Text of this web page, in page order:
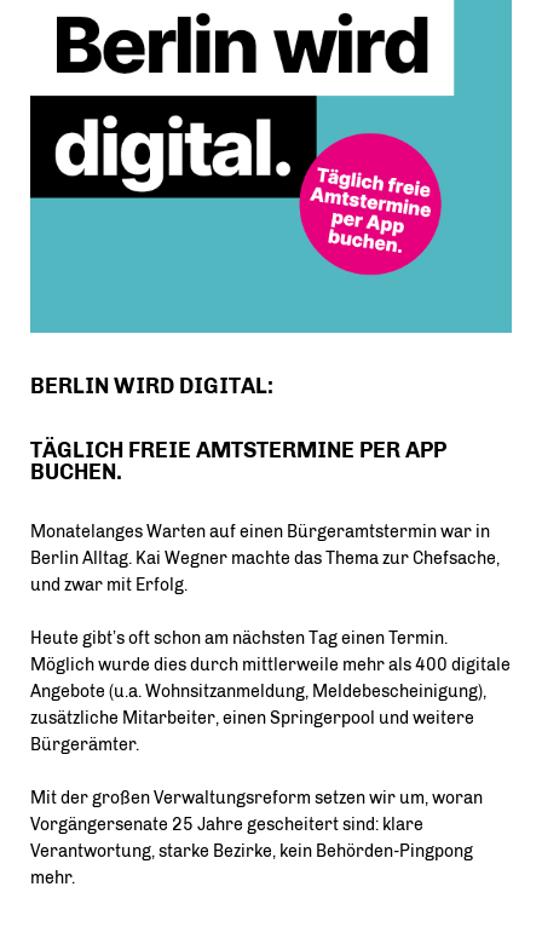
BERLIN WIRD DIGITAL:
TÄGLICH FREIE AMTSTERMINE PER APP
BUCHEN.
Monatelanges Warten auf einen Bürgeramtstermin war in
Berlin Alltag. Kai Wegner machte das Thema zur Chefsache,
und zwar mit Erfolg.
Heute gibt’s oft schon am nächsten Tag einen Termin.
Möglich wurde dies durch mittlerweile mehr als 400 digitale
Angebote (u.a. Wohnsitzanmeldung, Meldebescheinigung),
zusätzliche Mitarbeiter, einen Springerpool und weitere
Bürgerämter.
Mit der großen Verwaltungsreform setzen wir um, woran
Vorgängersenate 25 Jahre gescheitert sind: klare
Verantwortung, starke Bezirke, kein Behörden-Pingpong
mehr.